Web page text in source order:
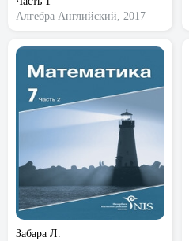
Алгебра Английский, 2017
Забара Л.